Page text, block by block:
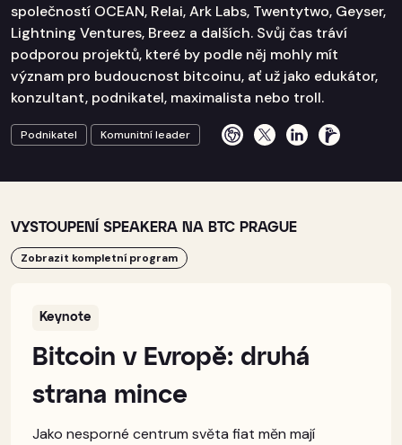
společností OCEAN, Relai, Ark Labs, Twentytwo, Geyser,
Lightning Ventures, Breez a dalších. Svůj čas tráví
podporou projektů, které by podle něj mohly mít
význam pro budoucnost bitcoinu, ať už jako edukátor,
konzultant, podnikatel, maximalista nebo troll.
Podnikatel Komunitní leader
VYSTOUPENÍ SPEAKERA NA BTC PRAGUE
Zobrazit kompletní program
Keynote
Bitcoin v Evropě: druhá
strana mince
Jako nesporné centrum světa fiat měn mají